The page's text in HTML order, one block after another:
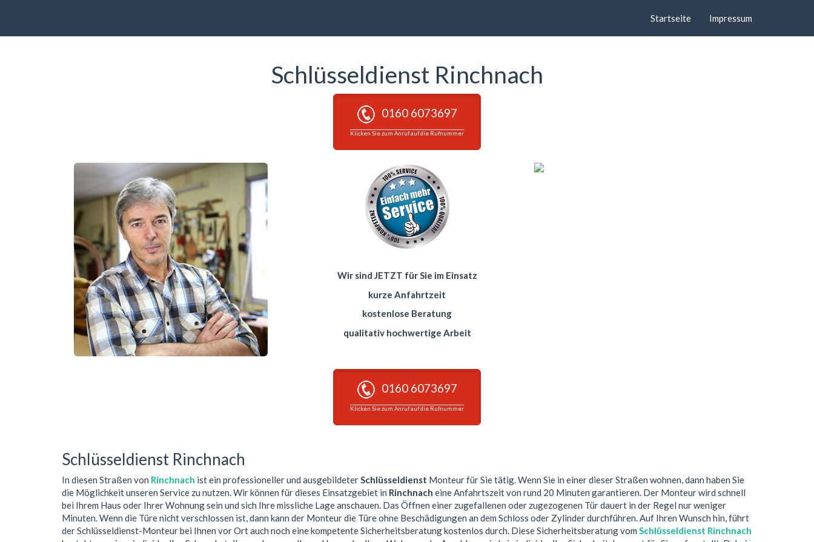
Startseite Impressum
Schlüsseldienst Rinchnach
0160 6073697
Klicken Sie zum Anruf auf die Rufnummer
Wir sind JETZT für Sie im Einsatz
kurze Anfahrtzeit
kostenlose Beratung
qualitativ hochwertige Arbeit
0160 6073697
Klicken Sie zum Anruf auf die Rufnummer
Schlüsseldienst Rinchnach
In diesen Straßen von Rinchnach ist ein professioneller und ausgebildeterSchlüsseldienst Monteur für Sie tätig. Wenn Sie in einer dieser Straßen wohnen, dann haben Sie
die Möglichkeit unseren Service zu nutzen. Wir können für dieses Einsatzgebiet in Rinchnach eine Anfahrtszeit von rund 20 Minuten garantieren. Der Monteur wird schnell
bei Ihrem Haus oder Ihrer Wohnung sein und sich Ihre missliche Lage anschauen. Das Öffnen einer zugefallenen oder zugezogenen Tür dauert in der Regel nur weniger
Minuten. Wenn die Türe nicht verschlossen ist, dann kann der Monteur die Türe ohne Beschädigungen an dem Schloss oder Zylinder durchführen. Auf Ihren Wunsch hin, führt
der Schlüsseldienst-Monteur bei Ihnen vor Ort auch noch eine kompetente Sicherheitsberatung kostenlos durch. Diese Sicherheitsberatung vom Schlüsseldienst Rinchnach